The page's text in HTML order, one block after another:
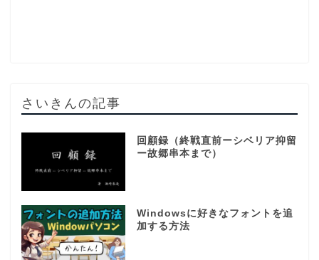
さいきんの記事
回顧録（終戦直前ーシベリア抑留
ー故郷串本まで）
Windowsに好きなフォントを追
加する方法